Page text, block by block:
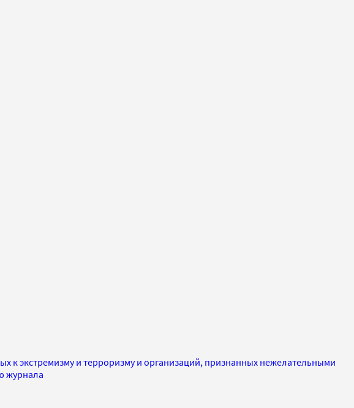
к экстремизму и терроризму и организаций, признанных нежелательными
журнала